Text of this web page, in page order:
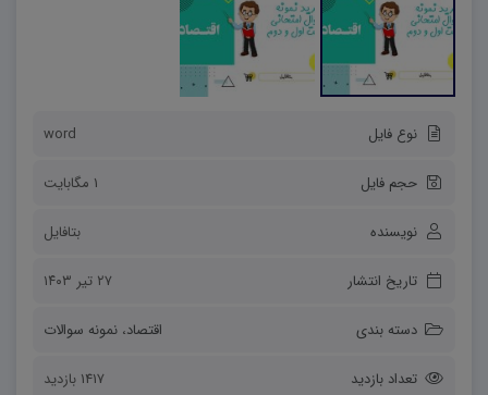
نوع فایل word
حجم فایل 1 مگابایت
نویسنده بتافایل
تاریخ انتشار ۲۷ تیر ۱۴۰۳
دسته بندی اقتصاد، نمونه سوالات
تعداد بازدید 1417 بازدید